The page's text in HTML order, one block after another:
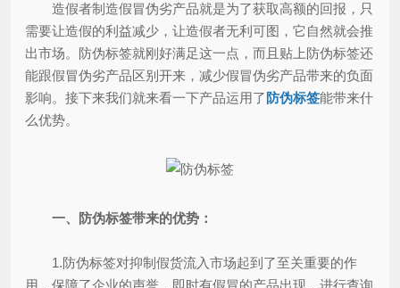
造假者制造假冒伪劣产品就是为了获取高额的回报，只
需要让造假的利益减少，让造假者无利可图，它自然就会推
出市场。防伪标签就刚好满足这一点，而且贴上防伪标签还
能跟假冒伪劣产品区别开来，减少假冒伪劣产品带来的负面
影响。接下来我们就来看一下产品运用了 防伪标签能带来什
么优势。
一、防伪标签带来的优势：
1.防伪标签对抑制假货流入市场起到了至关重要的作
用，保障了企业的声誉，即时有假冒的产品出现，进行查询